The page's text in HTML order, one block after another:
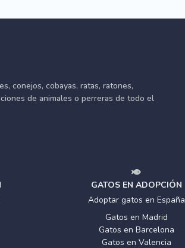
conejos, cobayas, ratas, ratones,
de animales o perreras de todo el
GATOS EN ADOPCIÓN
Adoptar gatos en España
Gatos en Madrid
Gatos en Barcelona
Gatos en Valencia